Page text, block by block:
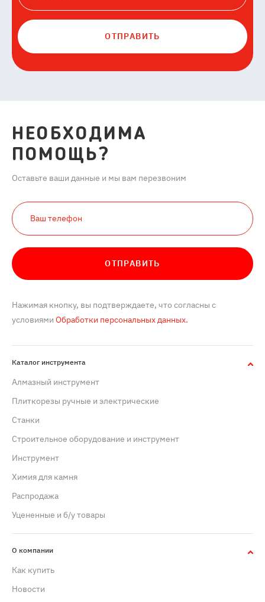
ОТПРАВИТЬ
НЕОБХОДИМА
ПОМОЩЬ?
Оставьте ваши данные и мы вам перезвоним
ОТПРАВИТЬ
Нажимая кнопку, вы подтверждаете, что согласны с
условиями Обработки персональных данных.
Каталог инструмента
Алмазный инструмент
Плиткорезы ручные и электрические
Станки
Строительное оборудование и инструмент
Инструмент
Химия для камня
Распродажа
Уцененные и б/у товары
О компании
Как купить
Новости